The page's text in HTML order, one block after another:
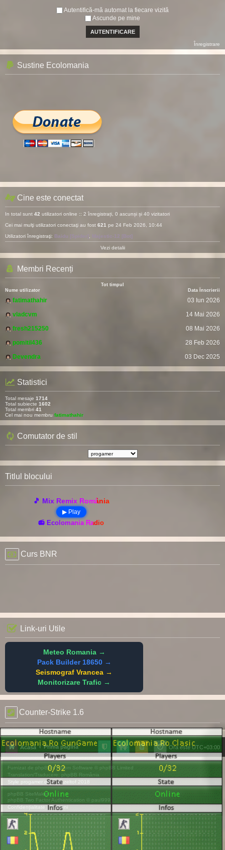
Autentifică-mă automat la fiecare vizită
Ascunde pe mine
Înregistrare
Sustine Ecolomania
Cine este conectat
In total sunt 42 utilizatori online :: 2 înregistrați, 0 ascunși și 40 vizitatori
Cei mai mulţi utilizatori conectaţi au fost 621 pe 24 Feb 2026, 10:44
Utilizatori înregistraţi: Baidu [Spider] Majestic-12 [Bot]
Vezi detalii
Membri Recenți
Tot timpul
Nume utilizator
Data Înscrierii
fatimathahir
03 Iun 2026
vladcvm
14 Mai 2026
fresh215250
08 Mai 2026
pomitil436
28 Feb 2026
Devendra
03 Dec 2025
Statistici
Total mesaje 1714
Total subiecte 1602
Total membri 41
Cel mai nou membru fatimathahir
Comutator de stil
Titlul blocului
🎵 Mix Remix România
▶ Play
📻 Ecolomania Radio
Curs BNR
Link-uri Utile
Meteo Romania →
Pack Builder 18650 →
Seismograf Vrancea →
Monitorizare Trafic →
Counter-Strike 1.6
Acasă Prima pagină Ora este UTC+03:00
Furnizat de phpBB® Forum Software © phpBB Limited
Translation/Traducere: phpBB România
Style progamer de ©Mazeltof 2018
phpBB SiteMaker
phpBB Two Factor Authentication © paul999
Confidențialitate |Termeni